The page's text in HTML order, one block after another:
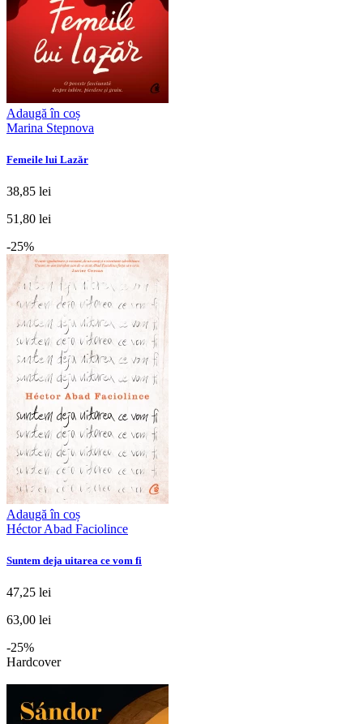
Adaugă în coș
Marina Stepnova
Femeile lui Lazăr
38,85 lei
51,80 lei
-25%
Adaugă în coș
Héctor Abad Faciolince
Suntem deja uitarea ce vom fi
47,25 lei
63,00 lei
-25%
Hardcover